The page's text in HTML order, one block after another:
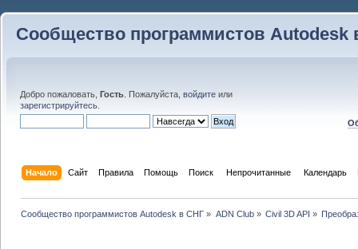
Сообщество программистов Autodesk
Добро пожаловать, Гость . Пожалуйста, войдите или
зарегистрируйтесь
Начало Сайт Правила Помощь Поиск Непрочитанные Календарь
Сообщество программистов Autodesk в СНГ » ADN Club» Civil 3D API »